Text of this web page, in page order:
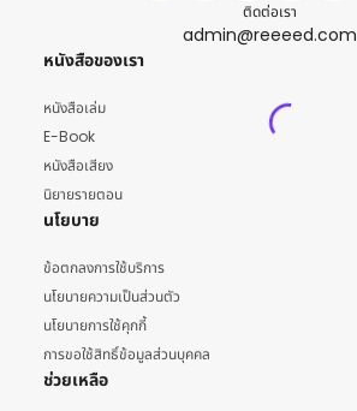
ติดต่อเรา
admin@reeeed.com
หนังสือของเรา
หนังสือเล่ม
E-Book
หนังสือเสียง
นิยายรายตอน
นโยบาย
ข้อตกลงการใช้บริการ
นโยบายความเป็นส่วนตัว
นโยบายการใช้คุกกี้
การขอใช้สิทธิ์ข้อมูลส่วนบุคคล
ช่วยเหลือ